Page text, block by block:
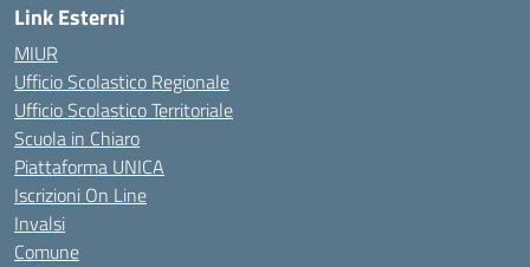
Link Esterni
MIUR
Ufficio Scolastico Regionale
Ufficio Scolastico Territoriale
Scuola in Chiaro
Piattaforma UNICA
Iscrizioni On Line
Invalsi
Comune